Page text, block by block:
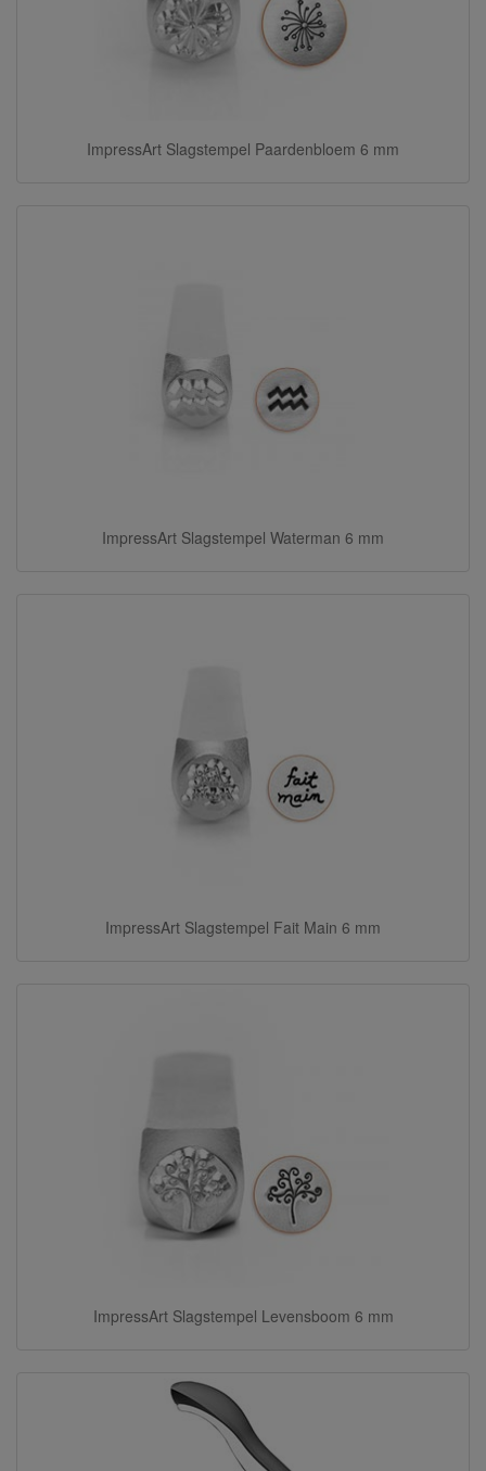
ImpressArt Slagstempel Paardenbloem 6 mm
ImpressArt Slagstempel Waterman 6 mm
ImpressArt Slagstempel Fait Main 6 mm
ImpressArt Slagstempel Levensboom 6 mm